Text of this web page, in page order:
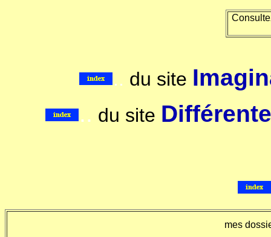
.. du site
.. du site
mes